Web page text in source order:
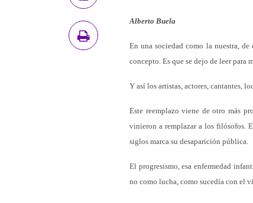
Alberto Buela
En una sociedad como la nuestra,
concepto. Es que se dejo de leer para
Y así los artistas, actores, cantantes,
Este reemplazo viene de otro más
vinieron a remplazar a los filósofos.
siglos marca su desaparición pública.
El progresismo, esa enfermedad
no como lucha, como sucedía con el